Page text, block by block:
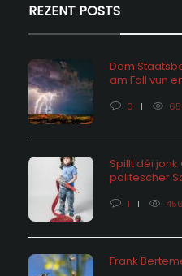
REZENT POSTS
Dem
am Fall vun
0
Spillt déi
politescher
1 456
Frank